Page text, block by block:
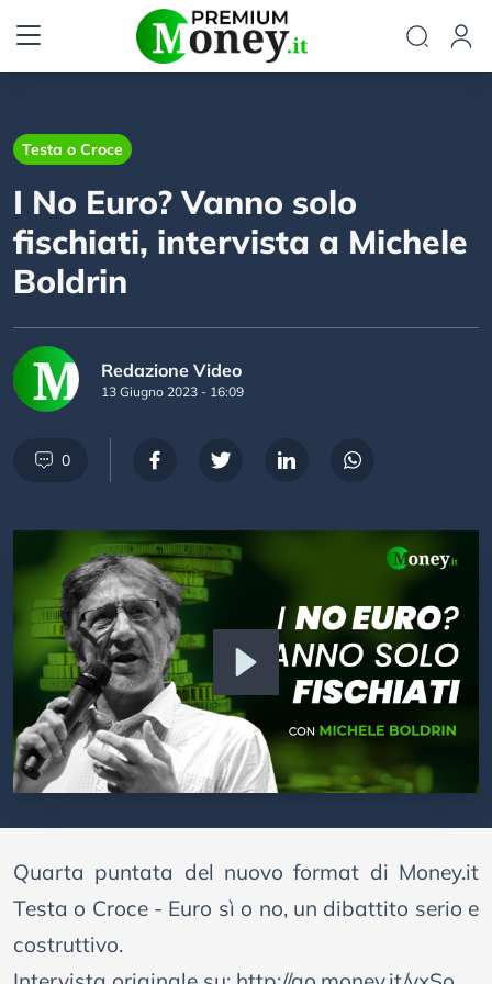
Testa o Croce
I No Euro? Vanno solo
fischiati, intervista a Michele
Boldrin
Redazione Video
13 Giugno 2023 - 16:09
0
Quarta puntata del nuovo format di Money.it
Testa o Croce - Euro sì o no, un dibattito serio e
costruttivo.